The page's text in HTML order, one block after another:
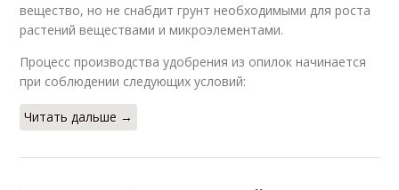
вещество, но не снабдит грунт необходимыми для роста
растений веществами и микроэлементами.
Процесс производства удобрения из опилок начинается
при соблюдении следующих условий:
Читать дальше →